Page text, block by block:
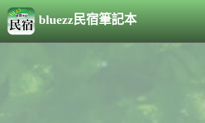
bluezz民宿筆記本